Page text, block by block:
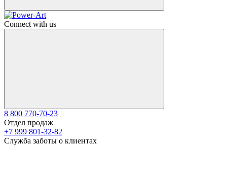
Connect with us
8 800 770-70-23
Отдел продаж
+7 999 801-32-82
Служба заботы о клиентах